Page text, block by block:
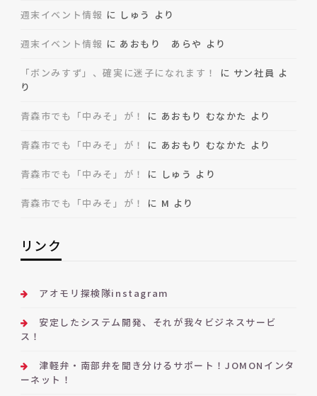
週末イベント情報 に しゅう より
週末イベント情報 に あおもり あらや より
「ボンみすず」、確実に迷子になれます！ に サン社員 よ
り
青森市でも「中みそ」が！ に あおもり むなかた より
青森市でも「中みそ」が！ に あおもり むなかた より
青森市でも「中みそ」が！ に しゅう より
青森市でも「中みそ」が！ に M より
リンク
アオモリ探検隊instagram
安定したシステム開発、それが我々ビジネスサービ
ス！
津軽弁・南部弁を聞き分けるサポート！JOMONインタ
ーネット！